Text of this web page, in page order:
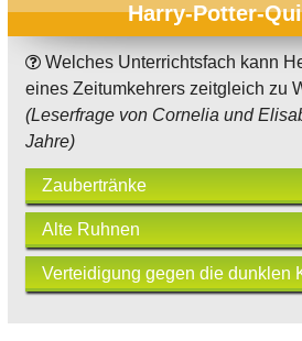
Harry-Potter-
Welches Unterrichtsfach kann
eines Zeitumkehrers zeitgleich zu
(Leserfrage von Cornelia und
Jahre)
Zaubertränke
Alte Ruhnen
Verteidigung gegen die dunklen